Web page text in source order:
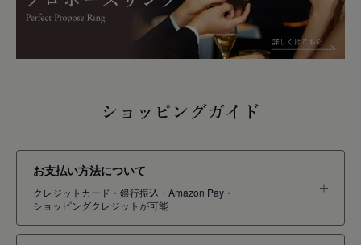
ショッピングガイド
お支払い方法について
クレジットカード・銀行振込・Amazon Pay・
ショッピングクレジットが可能